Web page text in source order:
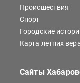
Происшествия
Спорт
Городские
Карта летних
Сайты